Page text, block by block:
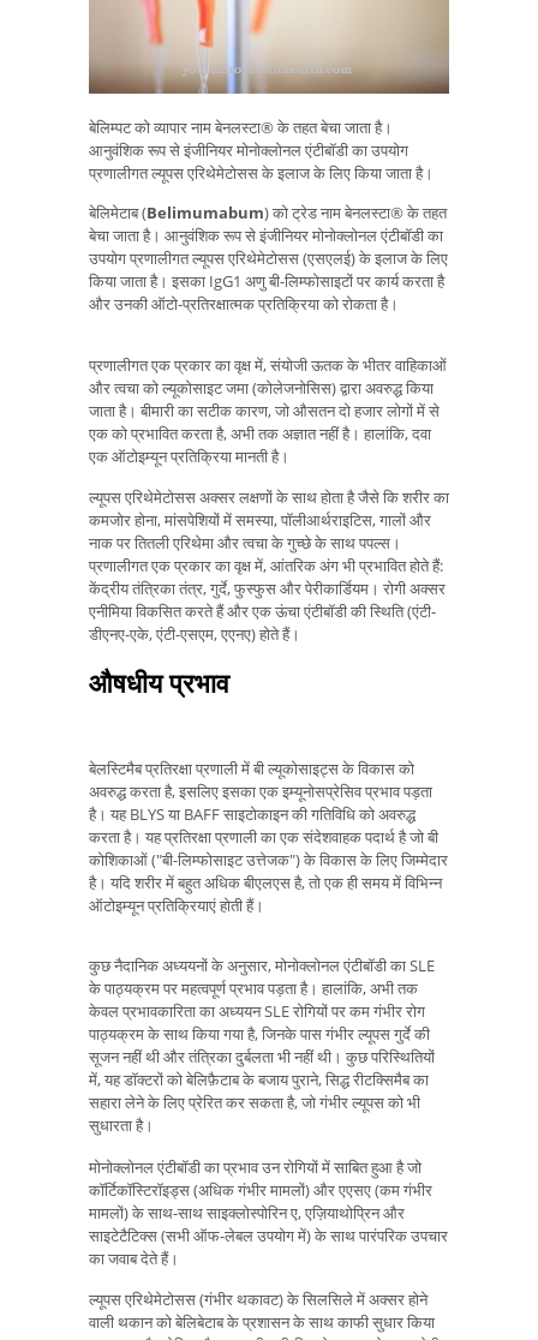
बेलिम्पट को व्यापार नाम बेनलस्टा® के तहत बेचा जाता है।
आनुवंशिक रूप से इंजीनियर मोनोक्लोनल एंटीबॉडी का उपयोग
प्रणालीगत ल्यूपस एरिथेमेटोसस के इलाज के लिए किया जाता है।
बेलिमेटाब (Belimumabum) को ट्रेड नाम बेनलस्टा® के तहत
बेचा जाता है। आनुवंशिक रूप से इंजीनियर मोनोक्लोनल एंटीबॉडी का
उपयोग प्रणालीगत ल्यूपस एरिथेमेटोसस (एसएलई) के इलाज के लिए
किया जाता है। इसका IgG1 अणु बी-लिम्फोसाइटों पर कार्य करता है
और उनकी ऑटो-प्रतिरक्षात्मक प्रतिक्रिया को रोकता है।
प्रणालीगत एक प्रकार का वृक्ष में, संयोजी ऊतक के भीतर वाहिकाओं
और त्वचा को ल्यूकोसाइट जमा (कोलेजनोसिस) द्वारा अवरुद्ध किया
जाता है। बीमारी का सटीक कारण, जो औसतन दो हजार लोगों में से
एक को प्रभावित करता है, अभी तक अज्ञात नहीं है। हालांकि, दवा
एक ऑटोइम्यून प्रतिक्रिया मानती है।
ल्यूपस एरिथेमेटोसस अक्सर लक्षणों के साथ होता है जैसे कि शरीर का
कमजोर होना, मांसपेशियों में समस्या, पॉलीआर्थराइटिस, गालों और
नाक पर तितली एरिथेमा और त्वचा के गुच्छे के साथ पपल्स।
प्रणालीगत एक प्रकार का वृक्ष में, आंतरिक अंग भी प्रभावित होते हैं:
केंद्रीय तंत्रिका तंत्र, गुर्दे, फुस्फुस और पेरीकार्डियम। रोगी अक्सर
एनीमिया विकसित करते हैं और एक ऊंचा एंटीबॉडी की स्थिति (एंटी-
डीएनए-एके, एंटी-एसएम, एएनए) होते हैं।
औषधीय प्रभाव
बेलस्टिमैब प्रतिरक्षा प्रणाली में बी ल्यूकोसाइट्स के विकास को
अवरुद्ध करता है, इसलिए इसका एक इम्यूनोसप्रेसिव प्रभाव पड़ता
है। यह BLYS या BAFF साइटोकाइन की गतिविधि को अवरुद्ध
करता है। यह प्रतिरक्षा प्रणाली का एक संदेशवाहक पदार्थ है जो बी
कोशिकाओं ("बी-लिम्फोसाइट उत्तेजक") के विकास के लिए जिम्मेदार
है। यदि शरीर में बहुत अधिक बीएलएस है, तो एक ही समय में विभिन्न
ऑटोइम्यून प्रतिक्रियाएं होती हैं।
कुछ नैदानिक ​​अध्ययनों के अनुसार, मोनोक्लोनल एंटीबॉडी का SLE
के पाठ्यक्रम पर महत्वपूर्ण प्रभाव पड़ता है। हालांकि, अभी तक
केवल प्रभावकारिता का अध्ययन SLE रोगियों पर कम गंभीर रोग
पाठ्यक्रम के साथ किया गया है, जिनके पास गंभीर ल्यूपस गुर्दे की
सूजन नहीं थी और तंत्रिका दुर्बलता भी नहीं थी। कुछ परिस्थितियों
में, यह डॉक्टरों को बेलिफ़ैटाब के बजाय पुराने, सिद्ध रीटक्सिमैब का
सहारा लेने के लिए प्रेरित कर सकता है, जो गंभीर ल्यूपस को भी
सुधारता है।
मोनोक्लोनल एंटीबॉडी का प्रभाव उन रोगियों में साबित हुआ है जो
कॉर्टिकॉस्टिरॉइड्स (अधिक गंभीर मामलों) और एएसए (कम गंभीर
मामलों) के साथ-साथ साइक्लोस्पोरिन ए, एज़ियाथोप्रिन और
साइटेटैटिक्स (सभी ऑफ-लेबल उपयोग में) के साथ पारंपरिक उपचार
का जवाब देते हैं।
ल्यूपस एरिथेमेटोसस (गंभीर थकावट) के सिलसिले में अक्सर होने
वाली थकान को बेलिबेटाब के प्रशासन के साथ काफी सुधार किया